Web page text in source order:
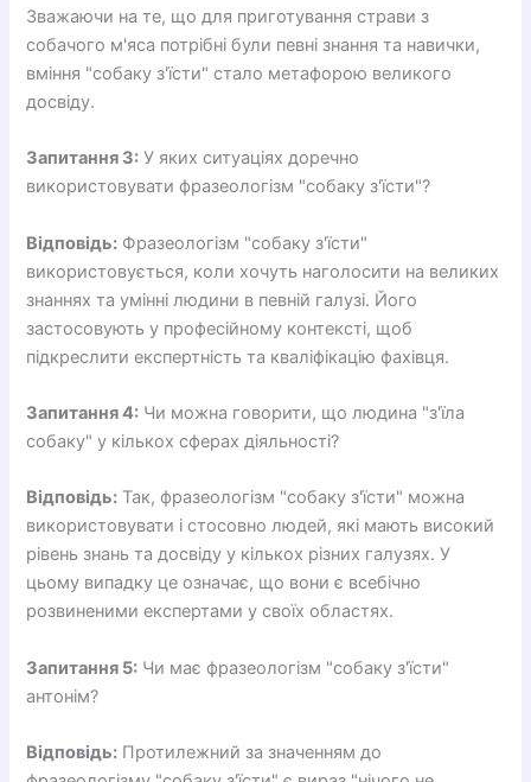
Зважаючи на те, що для приготування страви з
собачого м'яса потрібні були певні знання та навички,
вміння "собаку з'їсти" стало метафорою великого
досвіду.
Запитання 3: У яких ситуаціях доречно
використовувати фразеологізм "собаку з'їсти"?
Відповідь: Фразеологізм "собаку з'їсти"
використовується, коли хочуть наголосити на великих
знаннях та умінні людини в певній галузі. Його
застосовують у професійному контексті, щоб
підкреслити експертність та кваліфікацію фахівця.
Запитання 4: Чи можна говорити, що людина "з'їла
собаку" у кількох сферах діяльності?
Відповідь: Так, фразеологізм "собаку з'їсти" можна
використовувати і стосовно людей, які мають високий
рівень знань та досвіду у кількох різних галузях. У
цьому випадку це означає, що вони є всебічно
розвиненими експертами у своїх областях.
Запитання 5: Чи має фразеологізм "собаку з'їсти"
антонім?
Відповідь: Протилежний за значенням до